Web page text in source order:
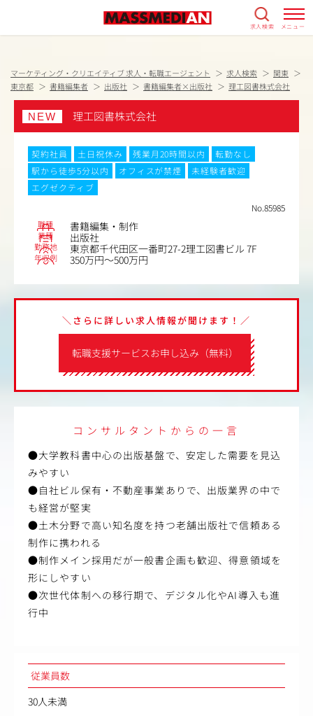
求人検索 メニュー
マーケティング・クリエイティブ 求人・転職エージェント 求人検索
関東
東京都
書籍編集者 出版社 書籍編集者×出版社 理工図書株式会社
NEW 理工図書株式会社
契約社員 土日祝休み 残業月20時間以内
転勤なし
駅から徒歩5分以内
オフィスが禁煙
未経験者歓迎
エグゼクティブ
No.85985
職種 書籍編集・制作
業種 出版社
勤務地 東京都千代田区一番町27-2理工図書ビル 7F
年収例 350万円～500万円
転職支援サービスお申し込み（無料）
＼さらに詳しい求人情報が聞けます！／
コンサルタントからの一言
●大学教科書中心の出版基盤で、安定した需要を見込
みやすい
●自社ビル保有・不動産事業ありで、出版業界の中で
も経営が堅実
●土木分野で高い知名度を持つ老舗出版社で信頼ある
制作に携われる
●制作メイン採用だが一般書企画も歓迎、得意領域を
形にしやすい
●次世代体制への移行期で、デジタル化やAI導入も進
行中
従業員数
30人未満